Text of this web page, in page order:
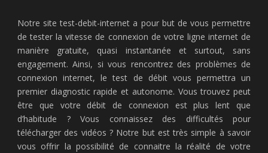
Notre site test-debit-internet a pour but de vous permettre
de tester la vitesse de connexion de votre ligne internet de
manière gratuite, quasi instantanée et surtout, sans
engagement. Ainsi, si vous rencontrez des problèmes de
connexion internet, le test de débit vous permettra un
premier diagnostic rapide et autonome. Vous trouvez peut
être que votre débit de connexion est plus lent que
d’habitude ? Vous connaissez des difficultés pour
télécharger des vidéos ? Notre but est très simple à savoir
vous offrir la possibilité de connaitre la réalité de votre